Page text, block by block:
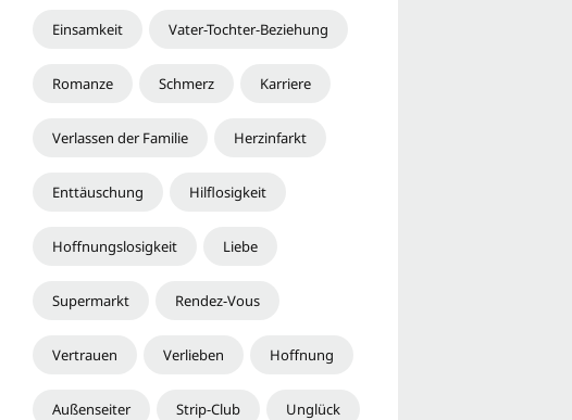
Einsamkeit Vater-Tochter-Beziehung
Romanze Schmerz Karriere
Verlassen der Familie Herzinfarkt
Enttäuschung Hilflosigkeit
Hoffnungslosigkeit Liebe
Supermarkt Rendez-Vous
Vertrauen Verlieben Hoffnung
Außenseiter Strip-Club Unglück